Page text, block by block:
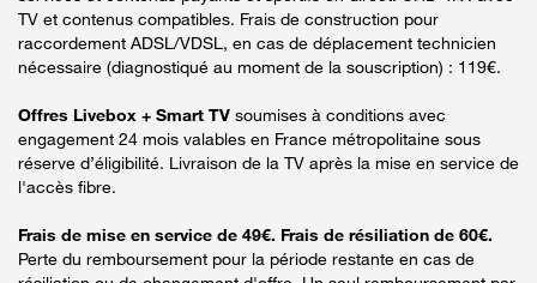
TV et contenus compatibles. Frais de construction pour
raccordement ADSL/VDSL, en cas de déplacement technicien
nécessaire (diagnostiqué au moment de la souscription) : 119€.
Offres Livebox + Smart TV soumises à conditions avec
engagement 24 mois valables en France métropolitaine sous
réserve d’éligibilité. Livraison de la TV après la mise en service de
l'accès fibre.
Frais de mise en service de 49€. Frais de résiliation de 60€.
Perte du remboursement pour la période restante en cas de